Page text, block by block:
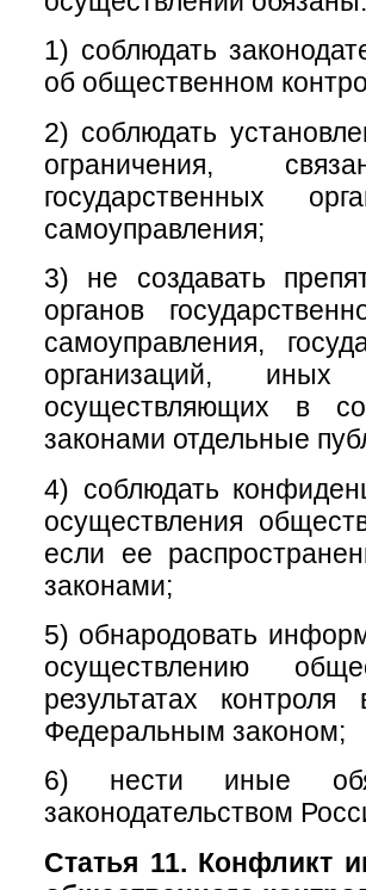
1) соблюдать
об общественном
2) соблюдать
ограничения,
государственных
самоуправления;
3) не создавать
органов
самоуправления,
организаций,
осуществляющих в
законами отдельные
4) соблюдать
осуществления
если ее
законами;
5) обнародовать
осуществлению
результатах
Федеральным законом;
6) нести иные
законодательством
Статья 11. Конфликт